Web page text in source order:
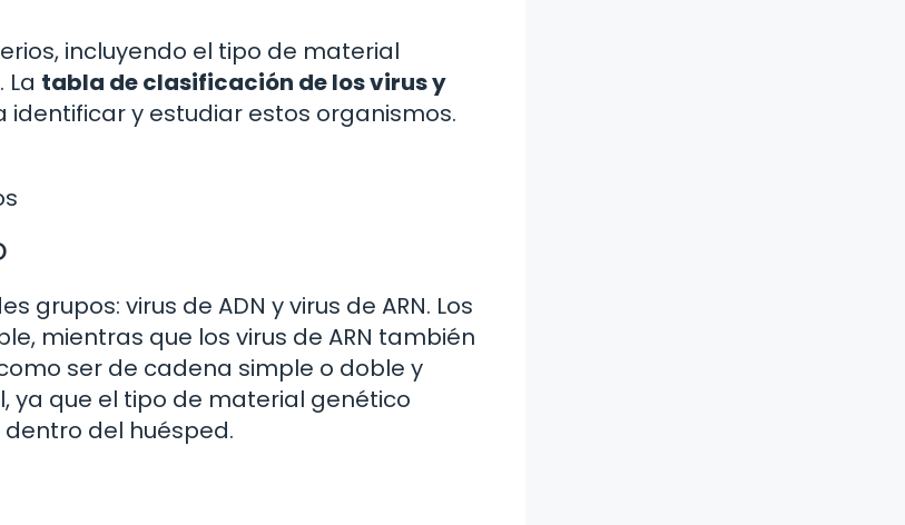
incluyendo el tipo de material
tabla de clasificación de los virus y
y estudiar estos organismos.
grupos: virus de ADN y virus de ARN. Los
mientras que los virus de ARN también
ser de cadena simple o doble y
ya que el tipo de material genético
del huésped.